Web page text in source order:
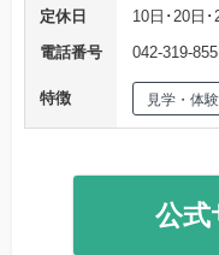
定休日
10日･20日
電話番号
042-319-
特徴 見学・体
公式